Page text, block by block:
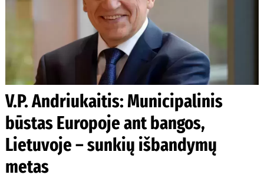
V.P. Andriukaitis: Municipalinis
būstas Europoje ant bangos,
Lietuvoje – sunkių išbandymų
metas